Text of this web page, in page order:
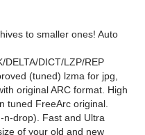
to smaller ones! Auto
DELTA/DICT/LZP/REP
(tuned) lzma for jpg,
original ARC format. High
tuned FreeArc original.
n-drop). Fast and Ultra
of your old and new